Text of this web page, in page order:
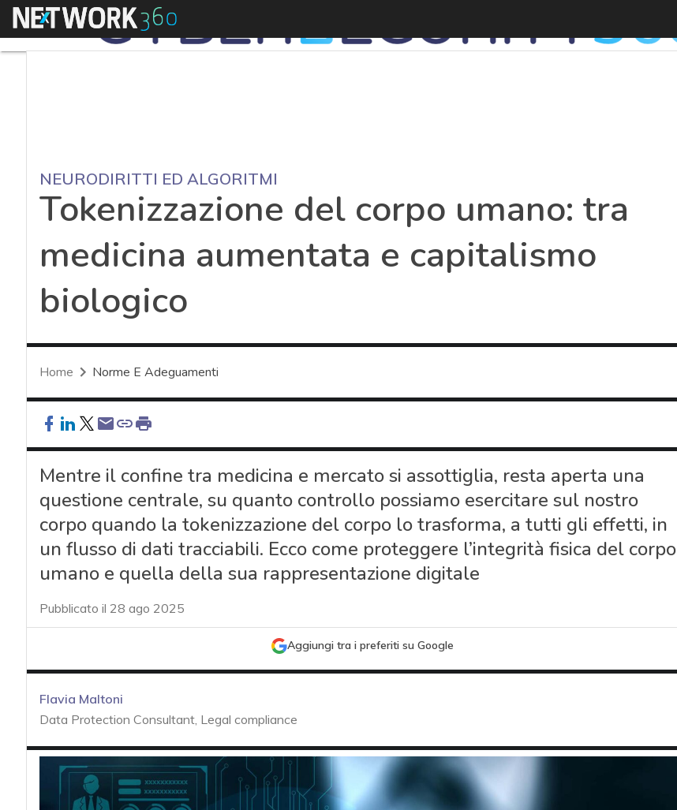
Menu
NEURODIRITTI ED ALGORITMI
Tokenizzazione del corpo umano: tra
medicina aumentata e capitalismo
biologico
Home Norme E Adeguamenti
Mentre il confine tra medicina e mercato si assottiglia, resta aperta una
questione centrale, su quanto controllo possiamo esercitare sul nostro
corpo quando la tokenizzazione del corpo lo trasforma, a tutti gli effetti, in
un flusso di dati tracciabili. Ecco come proteggere l’integrità fisica del corpo
umano e quella della sua rappresentazione digitale
Pubblicato il 28 ago 2025
Aggiungi tra i preferiti su Google
Flavia Maltoni
Data Protection Consultant, Legal compliance